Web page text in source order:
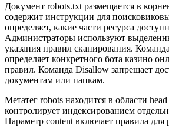
Документ robots.txt размещается в
содержит инструкции для
определяет, какие части ресурса
Администраторы используют
указания правил сканирования.
определяет конкретного бота казино
правил. Команда Disallow запрещает
документам или папкам.
Метатег robots находится в области
контролирует индексированием
Параметр content включает правила для